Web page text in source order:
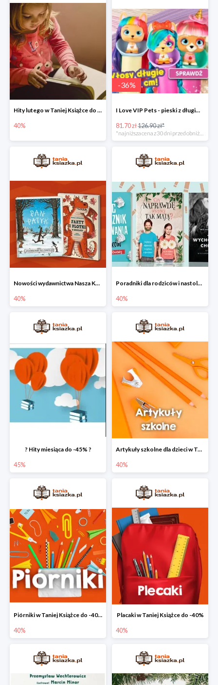
Hity lutego w Taniej Książce do -40%
40%
-36%
I Love VIP Pets - pieski z długimi włosami do stylizacji fryzur -36%
81.70 zł126.90 zł*
Nowości wydawnictwa Nasza Księgarnia w Taniej Książce do -40%
40%
Poradniki dla rodziców i nastolatków w Taniej Książce do -40%
40%
? Hity miesiąca do -45% ?
45%
Artykuły szkolne dla dzieci w Taniej Książce do -40%
40%
Piórniki w Taniej Książce do -40%
40%
Placaki w Taniej Książce do -40%
40%